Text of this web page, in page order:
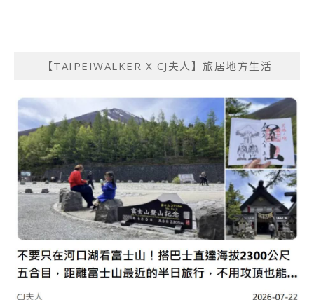
【TAIPEIWALKER X CJ夫人】旅居地方生活